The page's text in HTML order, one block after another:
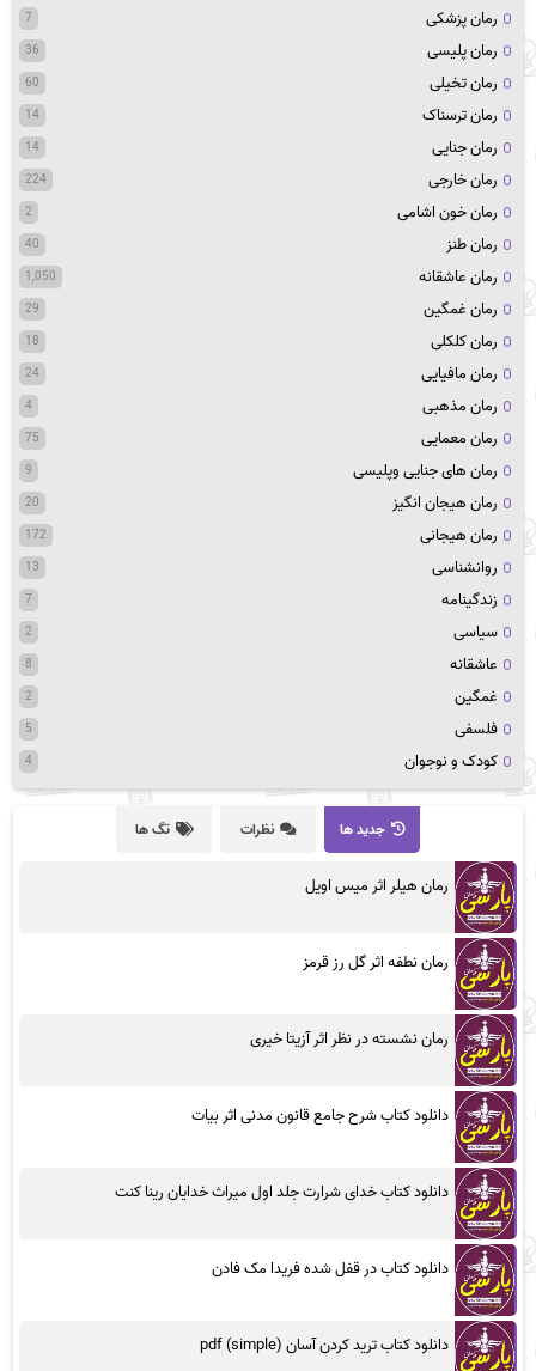
رمان پزشکی 7
رمان پلیسی 36
رمان تخیلی 60
رمان ترسناک 14
رمان جنایی 14
رمان خارجی 224
رمان خون اشامی 2
رمان طنز 40
رمان عاشقانه 1,050
رمان غمگین 29
رمان کلکلی 18
رمان مافیایی 24
رمان مذهبی 4
رمان معمایی 75
رمان های جنایی وپلیسی 9
رمان هیجان انگیز 20
رمان هیجانی 172
روانشناسی 13
زندگینامه 7
سیاسی 2
عاشقانه 8
غمگین 2
فلسفی 5
کودک و نوجوان 4
جدید ها نظرات تگ ها
رمان هیلر اثر میس اویل
رمان نطفه اثر گل رز قرمز
رمان نشسته در نظر اثر آزیتا خیری
دانلود کتاب شرح جامع قانون مدنی اثر بیات
دانلود کتاب خدای شرارت جلد اول میراث خدایان رینا کنت
دانلود کتاب در قفل شده فریدا مک فادن
دانلود کتاب ترید کردن آسان (simple) pdf